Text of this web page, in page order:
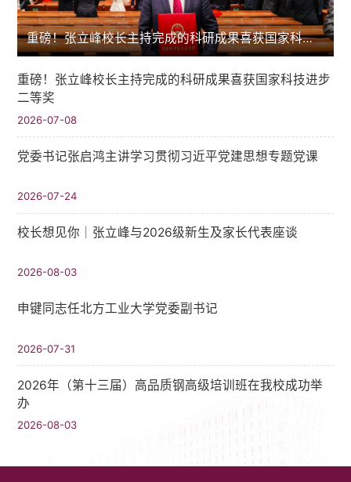
重磅！张立峰校长主持完成的科研成果喜获国家科技进步二等奖
重磅！张立峰校长主持完成的科研成果喜获国家科技进步
二等奖
2026-07-08
党委书记张启鸿主讲学习贯彻习近平党建思想专题党课
2026-07-24
校长想见你｜张立峰与2026级新生及家长代表座谈
2026-08-03
申键同志任北方工业大学党委副书记
2026-07-31
2026年（第十三届）高品质钢高级培训班在我校成功举
办
2026-08-03